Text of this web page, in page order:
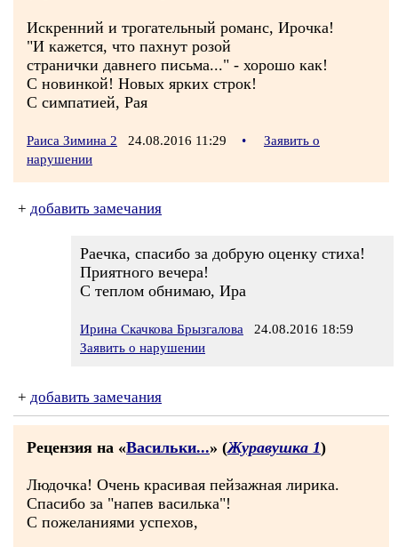
Искренний и трогательный романс, Ирочка!
"И кажется, что пахнут розой
странички давнего письма..." - хорошо как!
С новинкой! Новых ярких строк!
С симпатией, Рая
Раиса Зимина 2 24.08.2016 11:29 •
Заявить о
нарушении
+ добавить замечания
Раечка, спасибо за добрую оценку стиха!
Приятного вечера!
С теплом обнимаю, Ира
Ирина Скачкова Брызгалова 24.08.2016 18:59
Заявить о нарушении
+ добавить замечания
Рецензия на «Васильки...» (Журавушка 1)
Людочка! Очень красивая пейзажная лирика.
Спасибо за "напев василька"!
С пожеланиями успехов,